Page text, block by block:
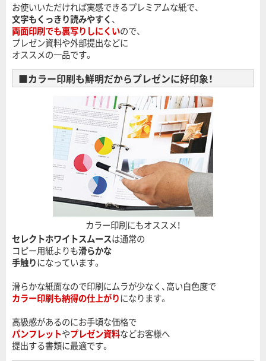
お使いいただければ実感できるプレミアムな紙で、
文字もくっきり読みやすく、
両面印刷でも裏写りしにくいので、
プレゼン資料や外部提出などに
オススメの一品です。
■カラー印刷も鮮明だからプレゼンに好印象！
カラー印刷にもオススメ！
セレクトホワイトスムースは通常の
コピー用紙よりも滑らかな
手触りになっています。
滑らかな紙面なので印刷にムラが少なく、高い白色度で
カラー印刷も納得の仕上がりになります。
高級感があるのにお手頃な価格で
パンフレットやプレゼン資料などお客様へ
提出する書類に最適です。